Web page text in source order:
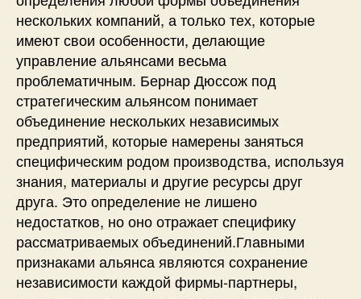
нескольких компаний, а только тех, которые
имеют свои особенности, делающие
управление альянсами весьма
проблематичным. Бернар Дюссож под
стратегическим альянсом понимает
объединение нескольких независимых
предприятий, которые намерены заняться
специфическим родом производства, используя
знания, материалы и другие ресурсы друг
друга. Это определение не лишено
недостатков, но оно отражает специфику
рассматриваемых объединений.Главными
признаками альянса являются сохранение
независимости каждой фирмы-партнеры,